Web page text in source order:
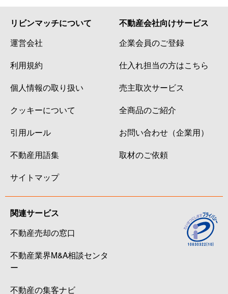
リビンマッチについて
運営会社
利用規約
個人情報の取り扱い
クッキーについて
引用ルール
不動産用語集
サイトマップ
不動産会社向けサービス
企業会員のご登録
仕入れ担当の方はこちら
売主取次サービス
全商品のご紹介
お問い合わせ（企業用）
取材のご依頼
関連サービス
不動産売却の窓口
不動産業界M&A相談センタ
ー
不動産の集客ナビ